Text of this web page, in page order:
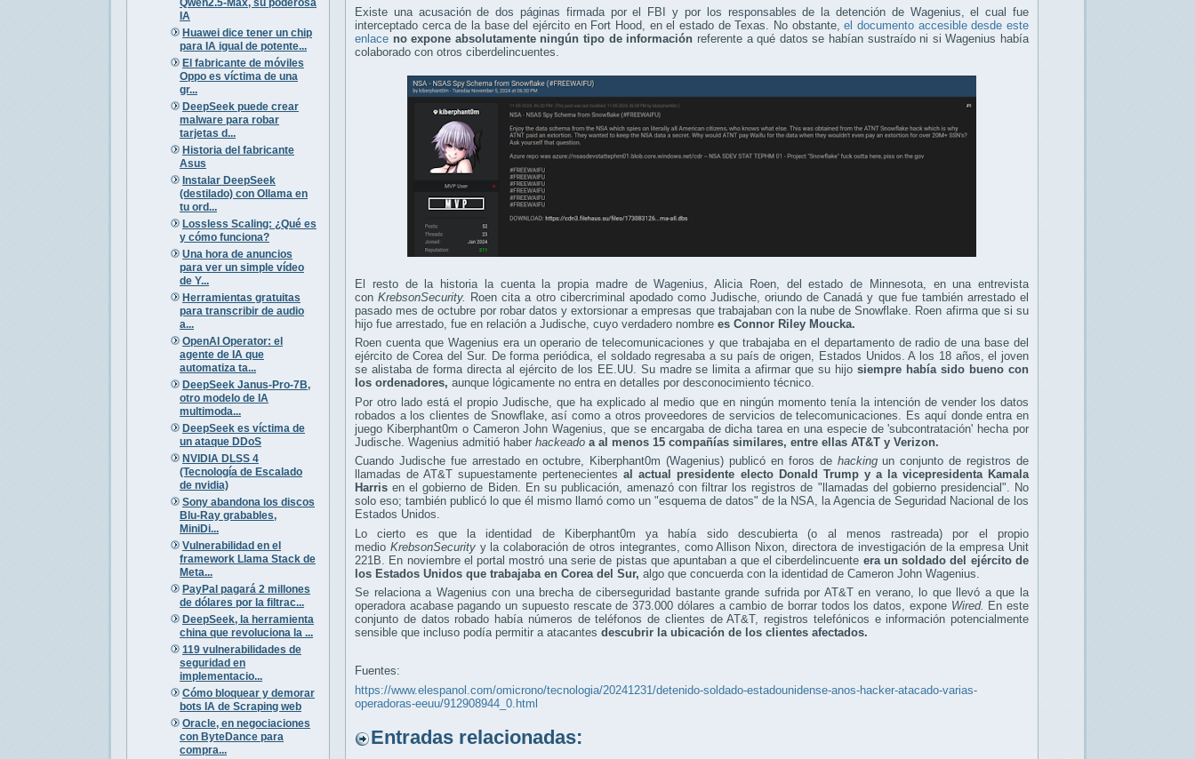
IA
Huawei dice tener un chip
para IA igual de potente...
El fabricante de móviles
Oppo es víctima de una
gr...
DeepSeek puede crear
malware para robar
tarjetas d...
Historia del fabricante
Asus
Instalar DeepSeek
(destilado) con Ollama en
tu ord...
Lossless Scaling: ¿Qué es
y cómo funciona?
Una hora de anuncios
para ver un simple vídeo
de Y...
Herramientas gratuitas
para transcribir de audio
a...
OpenAI Operator: el
agente de IA que
automatiza ta...
DeepSeek Janus-Pro-7B,
otro modelo de IA
multimoda...
DeepSeek es víctima de
un ataque DDoS
NVIDIA DLSS 4
(Tecnología de Escalado
de nvidia)
Sony abandona los discos
Blu-Ray grabables,
MiniDi...
Vulnerabilidad en el
framework Llama Stack de
Meta...
PayPal pagará 2 millones
de dólares por la filtrac...
DeepSeek, la herramienta
china que revoluciona la ...
119 vulnerabilidades de
seguridad en
implementacio...
Cómo bloquear y demorar
bots IA de Scraping web
Oracle, en negociaciones
con ByteDance para
compra...
Existe una acusación de dos páginas firmada por el FBI y por los responsables de la detención de Wagenius, el cual fue
interceptado cerca de la base del ejército en Fort Hood, en el estado de Texas. No obstante,el documento accesible desde este
enlace no expone absolutamente ningún tipo de información referente a qué datos se habían sustraído ni si Wagenius había
colaborado con otros ciberdelincuentes.
El resto de la historia la cuenta la propia madre de Wagenius, Alicia Roen, del estado de Minnesota, en una entrevista
conKrebsonSecurity.
Roen cita a otro cibercriminal apodado como Judische, oriundo de Canadá y que fue también arrestado el
pasado mes de octubre por robar datos y extorsionar a empresas que trabajaban con la nube de Snowflake. Roen afirma que si su
hijo fue arrestado, fue en relación a Judische, cuyo verdadero nombre es Connor Riley Moucka.
Roen cuenta que Wagenius era un operario de telecomunicaciones y que trabajaba en el departamento de radio de una base del
ejército de Corea del Sur. De forma periódica, el soldado regresaba a su país de origen, Estados Unidos. A los 18 años, el joven
se alistaba de forma directa al ejército de los EE.UU. Su madre se limita a afirmar que su hijosiempre había sido bueno con
los ordenadores, aunque lógicamente no entra en detalles por desconocimiento técnico.
Por otro lado está el propio Judische, que ha explicado al medio que en ningún momento tenía la intención de vender los datos
robados a los clientes de Snowflake, así como a otros proveedores de servicios de telecomunicaciones. Es aquí donde entra en
juego Kiberphant0m o Cameron John Wagenius, que se encargaba de dicha tarea en una especie de 'subcontratación' hecha por
Judische. Wagenius admitió haber hackeado a al menos 15 compañías similares, entre ellas AT&T y Verizon.
Cuando Judische fue arrestado en octubre, Kiberphant0m (Wagenius) publicó en foros de hackingun conjunto de registros de
llamadas de AT&T supuestamente pertenecientesal actual presidente electo Donald Trump y a la vicepresidenta Kamala
Harrisen el gobierno de Biden. En su publicación, amenazó con filtrar los registros de "llamadas del gobierno presidencial". No
solo eso; también publicó lo que él mismo llamó como un "esquema de datos" de la NSA, la Agencia de Seguridad Nacional de los
Estados Unidos.
Lo cierto es que la identidad de Kiberphant0m ya había sido descubierta (o al menos rastreada) por el propio
medio KrebsonSecurity y la colaboración de otros integrantes, como Allison Nixon, directora de investigación de la empresa Unit
221B. En noviembre el portal mostró una serie de pistas que apuntaban a que el ciberdelincuente era un soldado del ejército de
los Estados Unidos que trabajaba en Corea del Sur, algo que concuerda con la identidad de Cameron John Wagenius.
Se relaciona a Wagenius con una brecha de ciberseguridad bastante grande sufrida por AT&T en verano, lo que llevó a que la
operadora acabase pagando un supuesto rescate de 373.000 dólares a cambio de borrar todos los datos, expone Wired. En este
conjunto de datos robado había números de teléfonos de clientes de AT&T, registros telefónicos e información potencialmente
sensible que incluso podía permitir a atacantes descubrir la ubicación de los clientes afectados.
Fuentes:
https://www.elespanol.com/omicrono/tecnologia/20241231/detenido-soldado-estadounidense-anos-hacker-atacado-varias-
operadoras-eeuu/912908944_0.html
Entradas relacionadas: